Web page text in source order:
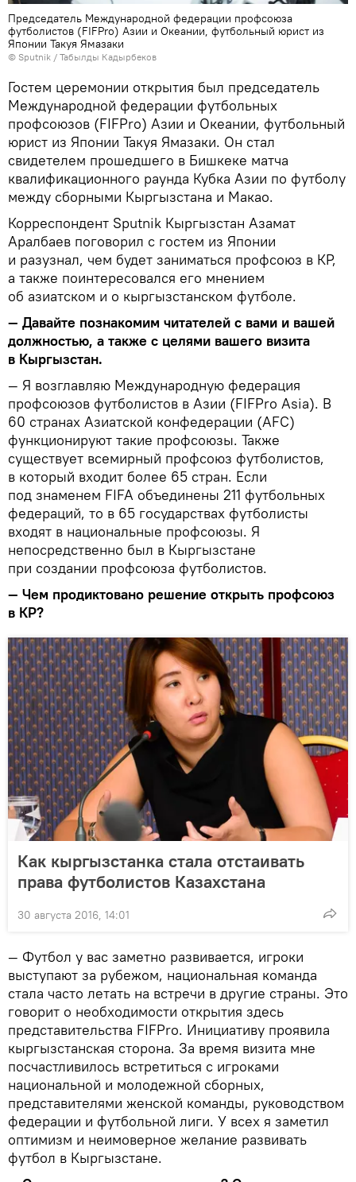
Председатель Международной федерации профсоюза
футболистов (FIFPro) Азии и Океании, футбольный юрист из
Японии Такуя Ямазаки
© Sputnik / Табылды Кадырбеков
Гостем церемонии открытия был председатель
Международной федерации футбольных
профсоюзов (FIFPro) Азии и Океании, футбольный
юрист из Японии Такуя Ямазаки. Он стал
свидетелем прошедшего в Бишкеке матча
квалификационного раунда Кубка Азии по футболу
между сборными Кыргызстана и Макао.
Корреспондент Sputnik Кыргызстан Азамат
Аралбаев поговорил с гостем из Японии
и разузнал, чем будет заниматься профсоюз в КР,
а также поинтересовался его мнением
об азиатском и о кыргызстанском футболе.
— Давайте познакомим читателей с вами и вашей
должностью, а также с целями вашего визита
в Кыргызстан.
— Я возглавляю Международную федерация
профсоюзов футболистов в Азии (FIFPro Asia). В
60 странах Азиатской конфедерации (AFC)
функционируют такие профсоюзы. Также
существует всемирный профсоюз футболистов,
в который входит более 65 стран. Если
под знаменем FIFA объединены 211 футбольных
федераций, то в 65 государствах футболисты
входят в национальные профсоюзы. Я
непосредственно был в Кыргызстане
при создании профсоюза футболистов.
— Чем продиктовано решение открыть профсоюз
в КР?
Как кыргызстанка стала отстаивать
права футболистов Казахстана
30 августа 2016, 14:01
— Футбол у вас заметно развивается, игроки
выступают за рубежом, национальная команда
стала часто летать на встречи в другие страны. Это
говорит о необходимости открытия здесь
представительства FIFPro. Инициативу проявила
кыргызстанская сторона. За время визита мне
посчастливилось встретиться с игроками
национальной и молодежной сборных,
представителями женской команды, руководством
федерации и футбольной лиги. У всех я заметил
оптимизм и неимоверное желание развивать
футбол в Кыргызстане.